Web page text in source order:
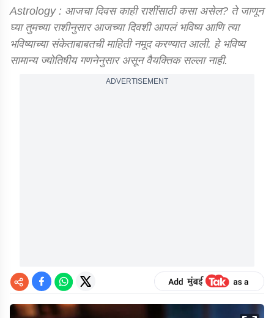
Astrology : आजचा दिवस काही राशींसाठी कसा असेल? ते जाणून
घ्या तुमच्या राशीनुसार आजच्या दिवशी आपलं भविष्य आणि त्या
भविष्याच्या संकेताबाबतची माहिती नमूद करण्यात आली. हे भविष्य
सामान्य ज्योतिषीय गणनेनुसार असून वैयक्तिक सल्ला नाही.
ADVERTISEMENT